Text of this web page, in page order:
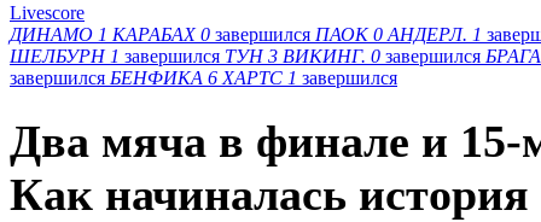
Livescore
ДИНАМО 1 КАРАБАХ 0 завершился ПАОК 0 АНДЕРЛ. 1
ШЕЛБУРН 1 завершился ТУН 3 ВИКИНГ. 0 завершился БРАГА
завершился БЕНФИКА 6 ХАРТС 1 завершился
Два мяча в финале и
Как начиналась